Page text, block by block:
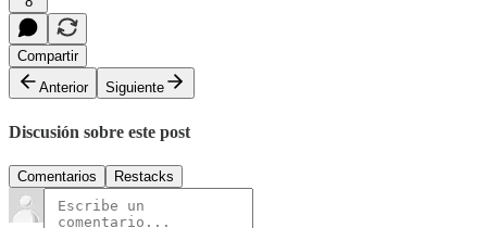
Compartir
Anterior
Siguiente
Discusión sobre este post
Comentarios Restacks